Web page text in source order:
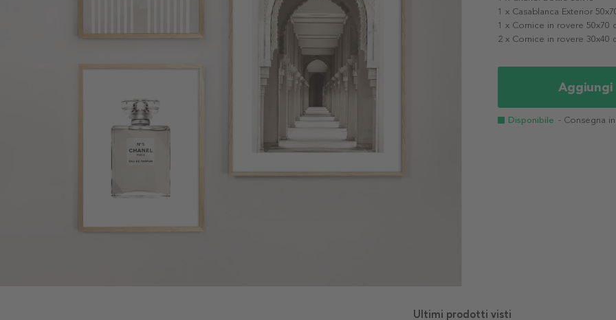
1 x Casablanca Exterior
1 x Cornice in rovere 50x70
2 x Cornice in rovere 30x40
Aggiungi
Disponibile - Consegna in
Ultimi prodotti visti